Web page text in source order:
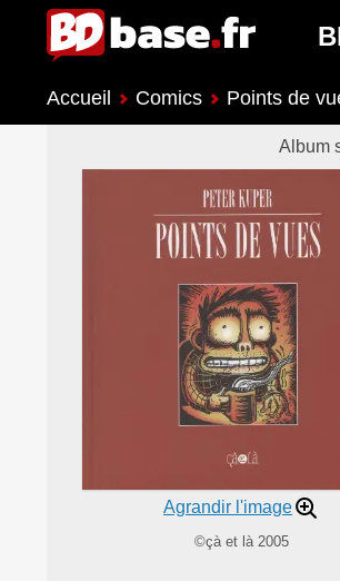
Accueil Comics Points de
Album
Agrandir l'image
©çà et là 2005